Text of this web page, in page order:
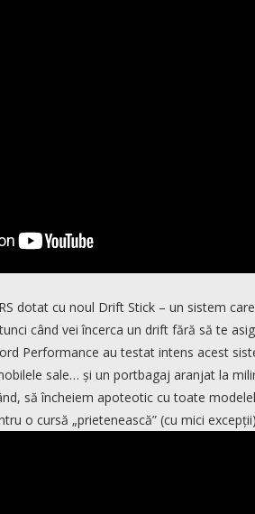
dotat cu noul Drift Stick – un sistem
când vei încerca un drift fără să te
Performance au testat intens acest
sale… și un portbagaj aranjat la
să încheiem apoteotic cu toate
o cursă „prietenească” (cu mici